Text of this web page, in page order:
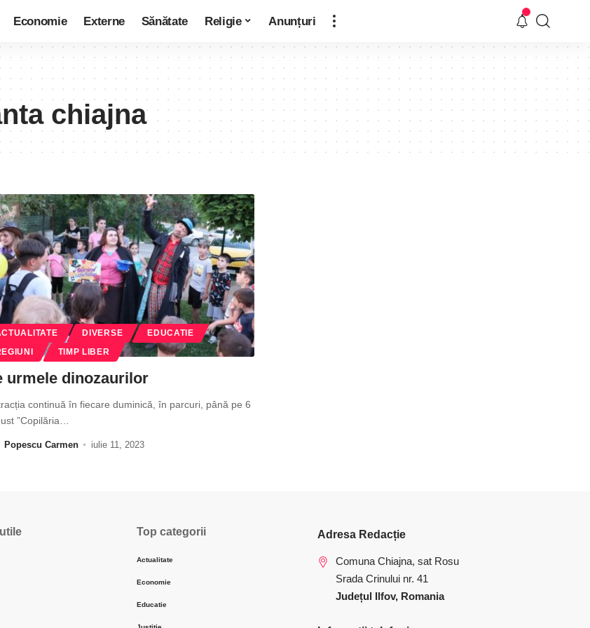
Economie Externe Sănătate Religie Anunțuri
chiajna
DIVERSE EDUCATIE
TIMP LIBER
urmele dinozaurilor
continuă în fiecare duminică, în parcuri, până pe 6
”Copilăria
Popescu Carmen iulie 11, 2023
Top categorii
Actualitate
Economie
Educatie
Adresa Redacție
Comuna Chiajna, sat Rosu
Srada Crinului nr. 41
Județul Ilfov, Romania